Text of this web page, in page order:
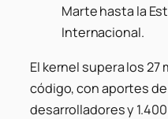
Marte hasta la
Internacional.
El kernel supera los 27
código, con aportes de
desarrolladores y